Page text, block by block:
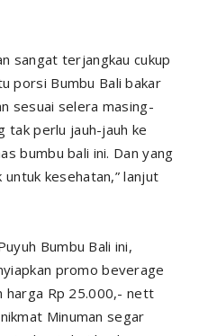
sangat terjangkau cukup
porsi Bumbu Bali bakar
sesuai selera masing-
tak perlu jauh-jauh ke
bumbu bali ini. Dan yang
kesehatan,” lanjut
Bumbu Bali ini,
promo beverage
harga Rp 25.000,- nett
Minuman segar